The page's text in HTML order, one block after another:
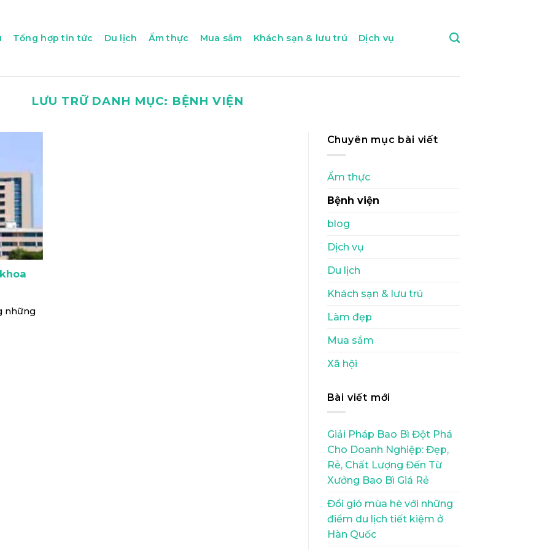
Tổng hợp tin tức Du lịch Ẩm thực Mua sắm Khách sạn & lưu trú Dịch vụ
LƯU TRỮ DANH MỤC: BỆNH VIỆN
những
Chuyên mục bài viết
Ẩm thực
Bệnh viện
blog
Dịch vụ
Du lịch
Khách sạn & lưu trú
Làm đẹp
Mua sắm
Xã hội
Bài viết mới
Giải Pháp Bao Bì Đột Phá
Cho Doanh Nghiệp: Đẹp,
Rẻ, Chất Lượng Đến Từ
Xưởng Bao Bì Giá Rẻ
Đổi gió mùa hè với những
điểm du lịch tiết kiệm ở
Hàn Quốc